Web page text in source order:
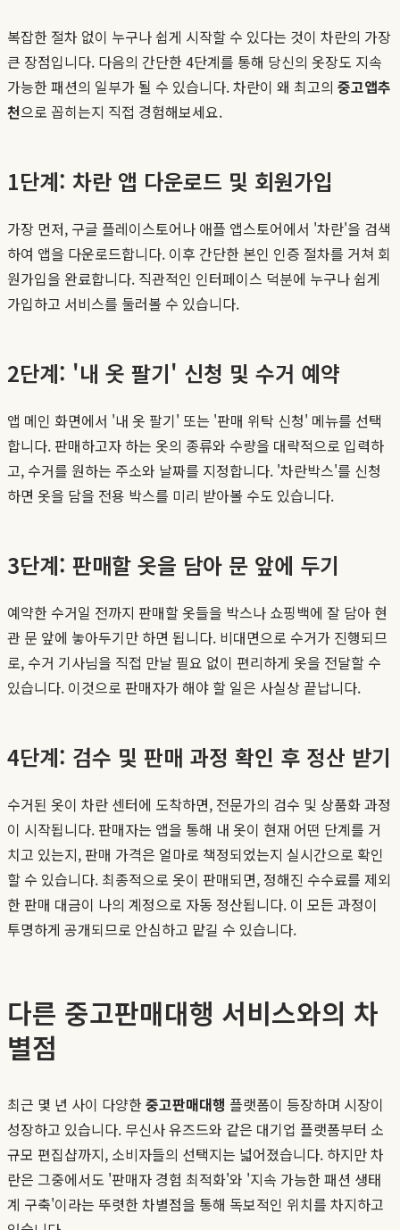
복잡한 절차 없이 누구나 쉽게 시작할 수 있다는 것이 차란의 가장
큰 장점입니다. 다음의 간단한 4단계를 통해 당신의 옷장도 지속
가능한 패션의 일부가 될 수 있습니다. 차란이 왜 최고의 중고앱추
천으로 꼽히는지 직접 경험해보세요.
1단계: 차란 앱 다운로드 및 회원가입
가장 먼저, 구글 플레이스토어나 애플 앱스토어에서 '차란'을 검색
하여 앱을 다운로드합니다. 이후 간단한 본인 인증 절차를 거쳐 회
원가입을 완료합니다. 직관적인 인터페이스 덕분에 누구나 쉽게
가입하고 서비스를 둘러볼 수 있습니다.
2단계: '내 옷 팔기' 신청 및 수거 예약
앱 메인 화면에서 '내 옷 팔기' 또는 '판매 위탁 신청' 메뉴를 선택
합니다. 판매하고자 하는 옷의 종류와 수량을 대략적으로 입력하
고, 수거를 원하는 주소와 날짜를 지정합니다. '차란박스'를 신청
하면 옷을 담을 전용 박스를 미리 받아볼 수도 있습니다.
3단계: 판매할 옷을 담아 문 앞에 두기
예약한 수거일 전까지 판매할 옷들을 박스나 쇼핑백에 잘 담아 현
관 문 앞에 놓아두기만 하면 됩니다. 비대면으로 수거가 진행되므
로, 수거 기사님을 직접 만날 필요 없이 편리하게 옷을 전달할 수
있습니다. 이것으로 판매자가 해야 할 일은 사실상 끝납니다.
4단계: 검수 및 판매 과정 확인 후 정산 받기
수거된 옷이 차란 센터에 도착하면, 전문가의 검수 및 상품화 과정
이 시작됩니다. 판매자는 앱을 통해 내 옷이 현재 어떤 단계를 거
치고 있는지, 판매 가격은 얼마로 책정되었는지 실시간으로 확인
할 수 있습니다. 최종적으로 옷이 판매되면, 정해진 수수료를 제외
한 판매 대금이 나의 계정으로 자동 정산됩니다. 이 모든 과정이
투명하게 공개되므로 안심하고 맡길 수 있습니다.
다른 중고판매대행 서비스와의 차
별점
최근 몇 년 사이 다양한중고판매대행 플랫폼이 등장하며 시장이
성장하고 있습니다. 무신사 유즈드와 같은 대기업 플랫폼부터 소
규모 편집샵까지, 소비자들의 선택지는 넓어졌습니다. 하지만 차
란은 그중에서도 '판매자 경험 최적화'와 '지속 가능한 패션 생태
계 구축'이라는 뚜렷한 차별점을 통해 독보적인 위치를 차지하고